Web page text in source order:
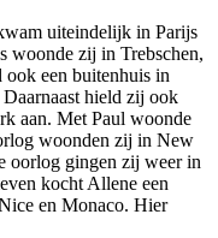
uiteindelijk in Parijs
woonde zij in Trebschen,
een buitenhuis in
hield zij ook
aan. Met Paul woonde
woonden zij in New
oorlog gingen zij weer in
kocht Allene een
en Monaco. Hier